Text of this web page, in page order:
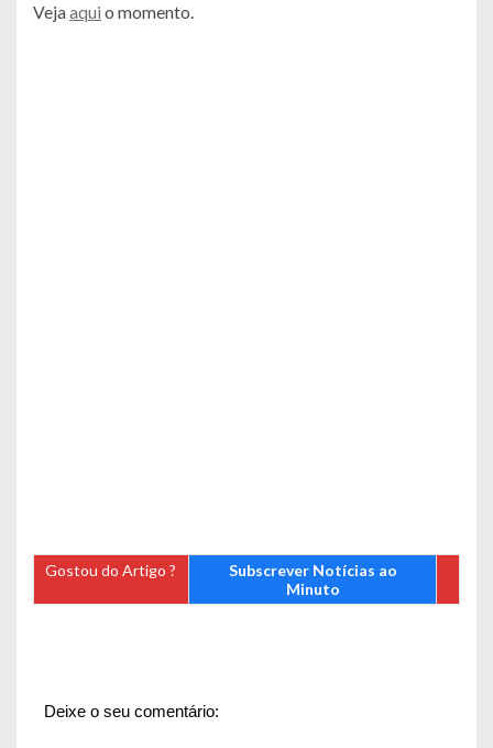
Vejaaqui o momento.
Gostou do Artigo ?
Subscrever Notícias ao
Minuto
Deixe o seu comentário: